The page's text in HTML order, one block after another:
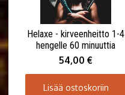
Helaxe - kirveenheitto 1-4
hengelle 60 minuuttia
54,00 €
Lisää ostoskoriin